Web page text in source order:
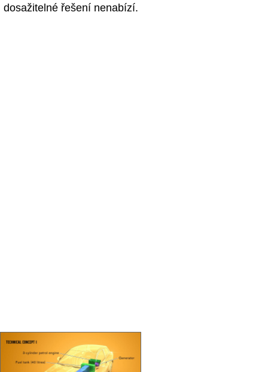
dosažitelné řešení nenabízí.